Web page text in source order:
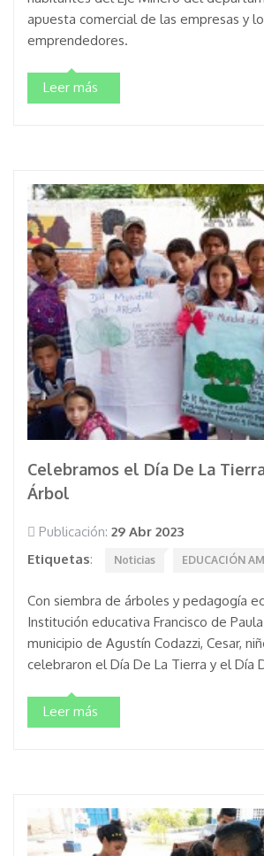
apuesta comercial de las empresas y
emprendedores.
Leer más
Celebramos el Día De La
Árbol
Publicación: 29 Abr 2023
Etiquetas: Noticias EDUCACIÓN
Con siembra de árboles y pedagogía
Institución educativa Francisco de
municipio de Agustín Codazzi, Cesar,
celebraron el Día De La Tierra y el Día
Leer más